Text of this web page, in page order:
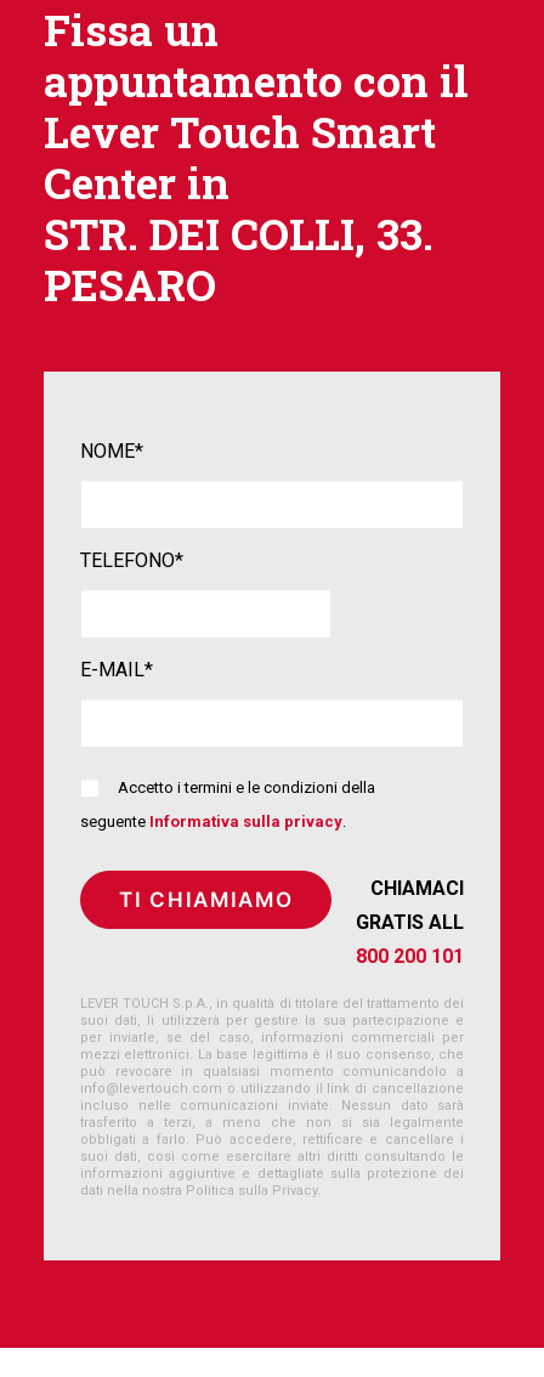
Fissa un
appuntamento con il
Lever Touch Smart
Center in
STR. DEI COLLI, 33.
PESARO
NOME*
TELEFONO*
E-MAIL*
Accetto i termini e le condizioni della
seguente Informativa sulla privacy.
CHIAMACI
GRATIS ALL
800 200 101
LEVER TOUCH S.p.A., in qualità di titolare del trattamento dei
suoi dati, li utilizzerà per gestire la sua partecipazione e
per inviarle, se del caso, informazioni commerciali per
mezzi elettronici. La base legittima è il suo consenso, che
può revocare in qualsiasi momento comunicandolo a
info@levertouch.com o utilizzando il link di cancellazione
incluso nelle comunicazioni inviate. Nessun dato sarà
trasferito a terzi, a meno che non si sia legalmente
obbligati a farlo. Può accedere, rettificare e cancellare i
suoi dati, così come esercitare altri diritti consultando le
informazioni aggiuntive e dettagliate sulla protezione dei
dati nella nostra Politica sulla Privacy.